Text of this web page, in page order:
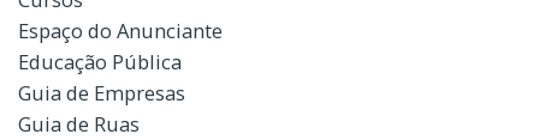
Espaço do Anunciante
Educação Pública
Guia de Empresas
Guia de Ruas